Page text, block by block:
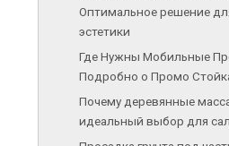
Оптимальное решение
эстетики
Где Нужны Мобильные
Подробно о Промо
Почему деревянные
идеальный выбор для